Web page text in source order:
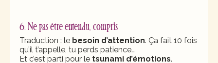
6. Ne pas être entendu, compris
Traduction : le besoin d’attention. Ça fait 10 fois
qu’il t’appelle, tu perds patience…
Et c’est parti pour le tsunami d’émotions.